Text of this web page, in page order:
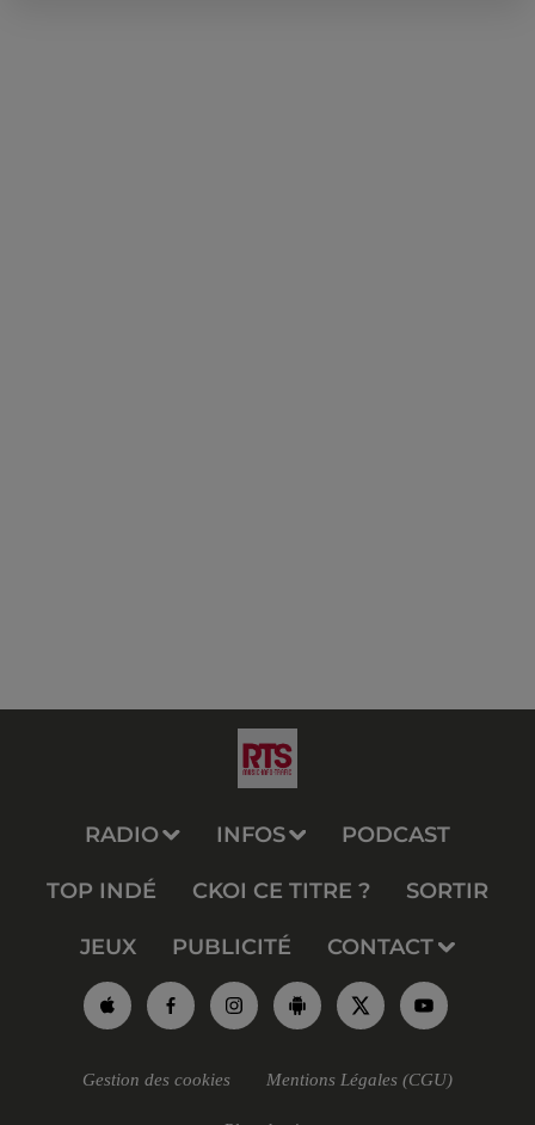
RADIO INFOS PODCAST
TOP INDÉ CKOI CE TITRE ? SORTIR
JEUX PUBLICITÉ CONTACT
Gestion des cookies Mentions Légales (CGU)